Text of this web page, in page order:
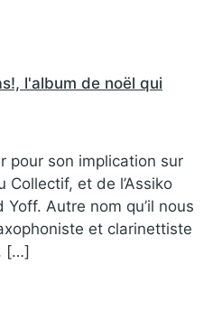
l'album de noël qui
pour son implication sur
Collectif, et de l’Assiko
Autre nom qu’il nous
et clarinettiste
[…]